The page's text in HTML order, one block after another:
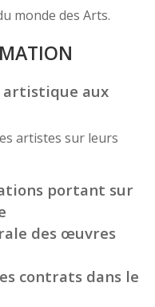
monde des Arts.
aux
artistes sur leurs
portant sur
des œuvres
contrats dans le